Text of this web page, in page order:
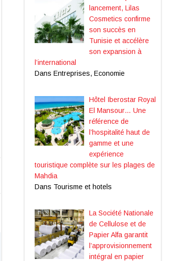
lancement, Lilas
Cosmetics confirme
son succès en
Tunisie et accélère
son expansion à
l’international
Dans Entreprises, Economie
Hôtel Iberostar Royal
El Mansour… Une
référence de
l’hospitalité haut de
gamme et une
expérience
touristique complète sur les plages de
Mahdia
Dans Tourisme et hotels
La Société Nationale
de Cellulose et de
Papier Alfa garantit
l’approvisionnement
intégral en papier